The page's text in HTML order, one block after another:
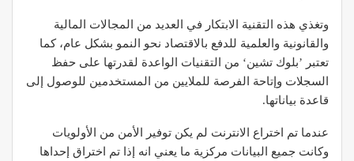
وتغذي هذه التقنية الابتكار في العديد من المجالات المالية
والقانونية والعلمية للدفع بالاقتصاد نحو النمو بشكل عام، كما
تعتبر ’بلوك تشين‘ من التقنيات الواعدة لقدرتها على حفظ
السجلات وإتاحة الفرصة للملايين من المستخدمين للوصول إلى
قاعدة بياناتها.
عندما تم اختراع الانترنت لم يكن توفير الأمن من الأولويات
وكانت جميع البيانات مركزية ما يعني انه إذا تم اختراق إحداها